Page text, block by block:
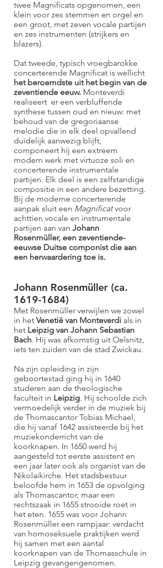
twee Magnificats opgenomen, een
klein voor zes stemmen en orgel en
een groot, met zeven vocale partijen
en zes instrumenten (strijkers en
blazers).
Dat tweede, typisch vroegbarokke
concerterende Magnificat is wellicht
het beroemdste uit het begin van de
zeventiende eeuw. Monteverdi
realiseert er een verbluffende
synthese tussen oud en nieuw: met
behoud van de gregoriaanse
melodie die in elk deel opvallend
duidelijk aanwezig blijft,
componeert hij een extreem
modern werk met virtuoze soli en
concerterende instrumentale
partijen. Elk deel is een zelfstandige
compositie in een andere bezetting.
Bij de moderne concerterende
aanpak sluit een Magnificatvoor
achttien vocale en instrumentale
partijen aan van Johann
Rosenmüller, een zeventiende-
eeuwse Duitse componist die aan
een herwaardering toe is.
Johann Rosenmüller (ca.
1619-1684)
Met Rosenmüller verwijlen we zowel
in het Venetië van Monteverdi als in
het Leipzig van Johann Sebastian
Bach. Hij was afkomstig uit Oelsnitz,
iets ten zuiden van de stad Zwickau.
Na zijn opleiding in zijn
geboortestad ging hij in 1640
studeren aan de theologische
faculteit in Leipzig. Hij schoolde zich
vermoedelijk verder in de muziek bij
de Thomascantor Tobias Michael,
die hij vanaf 1642 assisteerde bij het
muziekonderricht van de
koorknapen. In 1650 werd hij
aangesteld tot eerste assistent en
een jaar later ook als organist van de
Nikolaikirche. Het stadsbestuur
beloofde hem in 1653 de opvolging
als Thomascantor, maar een
rechtszaak in 1655 strooide roet in
het eten. 1655 was voor Johann
Rosenmüller een rampjaar: verdacht
van homoseksuele praktijken werd
hij samen met een aantal
koorknapen van de Thomasschule in
Leipzig gevangengenomen.